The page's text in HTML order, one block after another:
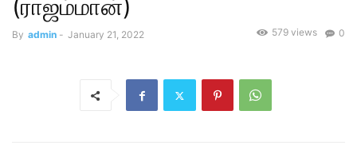
(ராஜம்மான்)
By admin - January 21, 2022 0
579 views